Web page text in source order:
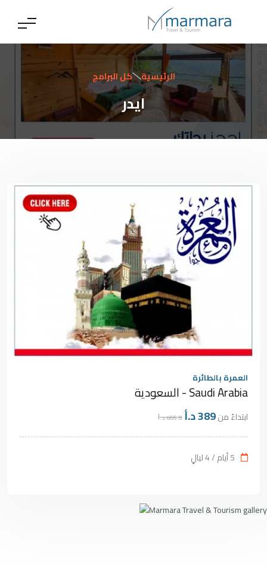
الرئيسية كل البرامج
ايدر
العمرة بالطائرة
Saudi Arabia - السعودية
ابتداءً من389 د.أ 466.8 د.أ